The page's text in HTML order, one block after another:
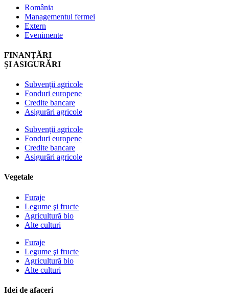
România
Managementul fermei
Extern
Evenimente
FINANȚĂRI
ȘI ASIGURĂRI
Subvenții agricole
Fonduri europene
Credite bancare
Asigurări agricole
Subvenții agricole
Fonduri europene
Credite bancare
Asigurări agricole
Vegetale
Furaje
Legume şi fructe
Agricultură bio
Alte culturi
Furaje
Legume şi fructe
Agricultură bio
Alte culturi
Idei de afaceri